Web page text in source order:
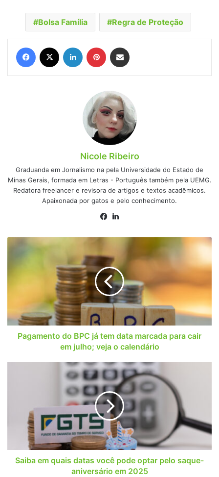
Bolsa Família Regra de Proteção
Facebook Linkedin Pinterest
Nicole Ribeiro
Graduanda em Jornalismo na pela Universidade do Estado de
Minas Gerais, formada em Letras - Português também pela UEMG.
Redatora freelancer e revisora de artigos e textos acadêmicos.
Apaixonada por gatos e pelo conhecimento.
Facebook
Pagamento
marcada
para
cair
Pagamento do BPC já tem data marcada para cair
em julho; veja o calendário
saque-
aniversário
Saiba em quais datas você pode optar pelo saque-
aniversário em 2025